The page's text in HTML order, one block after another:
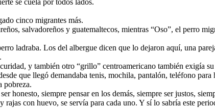
se cuela por todos lados.
cinco migrantes más.
salvadoreños y guatemaltecos, mientras “Oso”, el perro
ladraba. Los del albergue dicen que lo dejaron aquí, una
y también otro “grillo” centroamericano también exigía su
que llegó demandaba tenis, mochila, pantalón, teléfono
pobreza.
honesto, siempre pensar en los demás, siempre ser justos,
con huevo, se servía para cada uno. Y sí lo sabría este